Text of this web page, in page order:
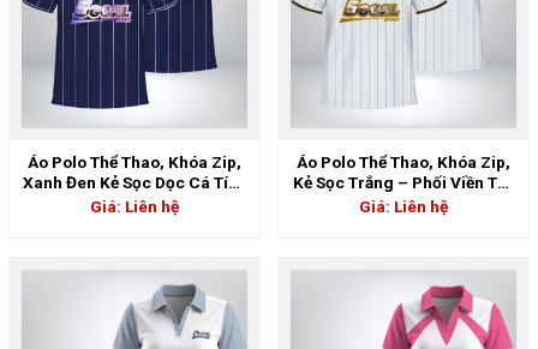
Áo Polo Thể Thao, Khóa Zip,
Xanh Đen Kẻ Sọc Dọc Cá Tính
| 5GS-06895
Giá: Liên hệ
Áo Polo Thể Thao, Khóa Zip,
Kẻ Sọc Trắng – Phối Viền Tay
Vàng Nâu | 5GS-06894
Giá: Liên hệ